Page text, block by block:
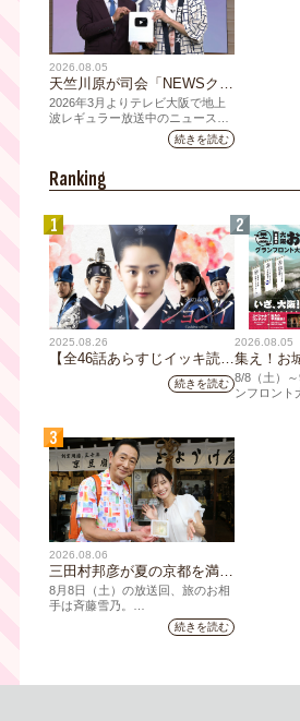
2026.08.05
天竺川原が司会「NEWSクラ
イシス」チャンネル登録者数
10万人突破！テレビ大阪の番
組史上最速記録を更新
2026年3月よりテレビ大阪で地上
波レギュラー放送中のニュース番
組「NEWSクライシス」が、この
たび2026年7月12日(日)に、
人を達成しました。
続きを読む
Ranking
1
2025.08.26
【全46話あらすじイッキ読
み】韓国ドラマ『火の女神
ジョンイ』｜テレビ大阪 9
ート
続きを読む
2
2026.08.05
集え！お
のお城
拠！『大
2026』
8/8（⼟）
ンフロント
ジキャピ
ョンセン
3
2026.08.06
三田村邦彦が夏の京都を満喫
｜太っ腹な「無限朝食」、住
宅街の隠れ家・角打ち、売り
切れ御免の夏の名物を堪能！
三田村大絶賛！暑い時こそ食
8月8日（土）の放送回、旅のお相
手は斉藤雪乃。
「おとな旅あるき旅」は毎週土曜
味や美酒、風景を味わい、そして
続きを読む